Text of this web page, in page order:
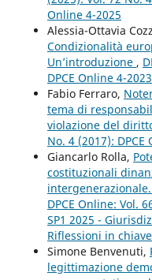
Online 4-2025
Alessia-Ottavia
Condizionalità
Un’introduzione ,
DPCE Online 4-2023
Fabio Ferraro,
tema di
violazione del
No. 4 (2017): DPCE
Giancarlo Rolla,
costituzionali
DPCE Online: Vol.
SP1 2025 -
Riflessioni in
Simone Benvenuti,
legittimazione